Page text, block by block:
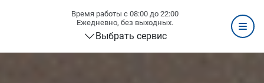
Время работы с 08:00 до 22:00
Ежедневно, без выходных.
Выбрать сервис